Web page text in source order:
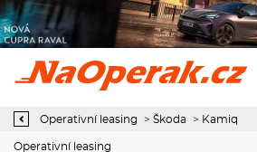
Operativní leasing Škoda Kamiq Classic 1,0 TSI 85 kW 6° manuální
Operativní leasing > Škoda > Kamiq
Operativní leasing